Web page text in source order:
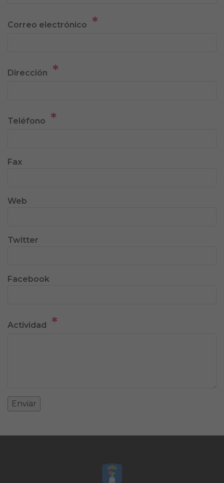
Correo electrónico *
Dirección *
Teléfono *
Fax
Web
Twitter
Facebook
Actividad *